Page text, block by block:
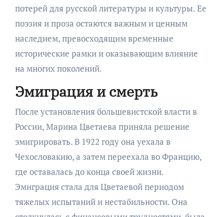
потерей для русской литературы и культуры. Ее
поэзия и проза остаются важным и ценным
наследием, превосходящим временные
исторические рамки и оказывающим влияние
на многих поколений.
Эмиграция и смерть
После установления большевистской власти в
России, Марина Цветаева приняла решение
эмигрировать. В 1922 году она уехала в
Чехословакию, а затем переехала во Францию,
где оставалась до конца своей жизни.
Эмиграция стала для Цветаевой периодом
тяжелых испытаний и нестабильности. Она